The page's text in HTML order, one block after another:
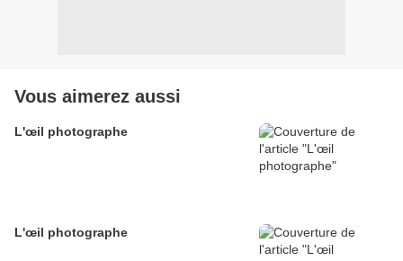
Vous aimerez aussi
L'œil photographe
L'œil photographe